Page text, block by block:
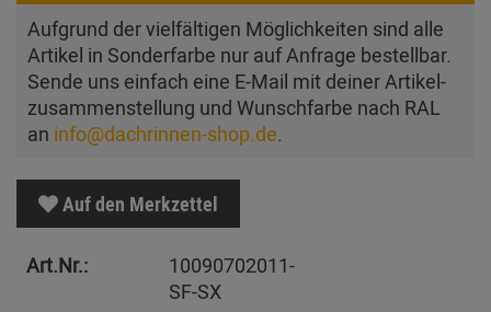
Aufgrund der vielfältigen Möglichkeiten sind alle
Artikel in Sonderfarbe nur auf Anfrage bestellbar.
Sende uns einfach eine E-Mail mit deiner Artikel­
zusam­men­stellung und Wunschfarbe nach RAL
an info@dachrinnen-shop.de.
Auf den Merkzettel
Art.Nr.:
10090702011-
SF-SX